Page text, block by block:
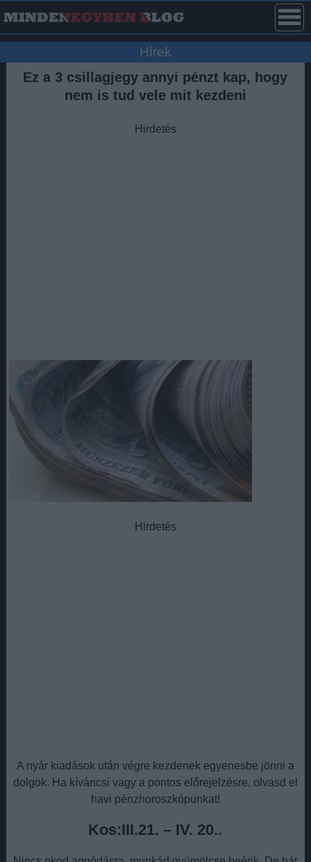
Hírek
Ez a 3 csillagjegy annyi pénzt kap, hogy
nem is tud vele mit kezdeni
Hirdetés
Hirdetés
A nyár kiadások után végre kezdenek egyenesbe jönni a
dolgok. Ha kíváncsi vagy a pontos előrejelzésre, olvasd el
havi pénzhoroszkópunkat!
Kos:III.21. – IV. 20..